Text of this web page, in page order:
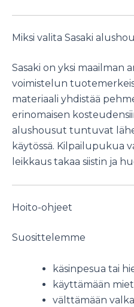
Miksi valita Sasaki
Sasaki on yksi maailman
voimistelun
materiaali yhdistää
erinomaisen
alushousut tuntuvat
käytössä. Kilpailupukua
leikkaus takaa siistin ja
Hoito-ohjeet
Suosittelemme
käsinpesua tai
käyttämään
välttämään